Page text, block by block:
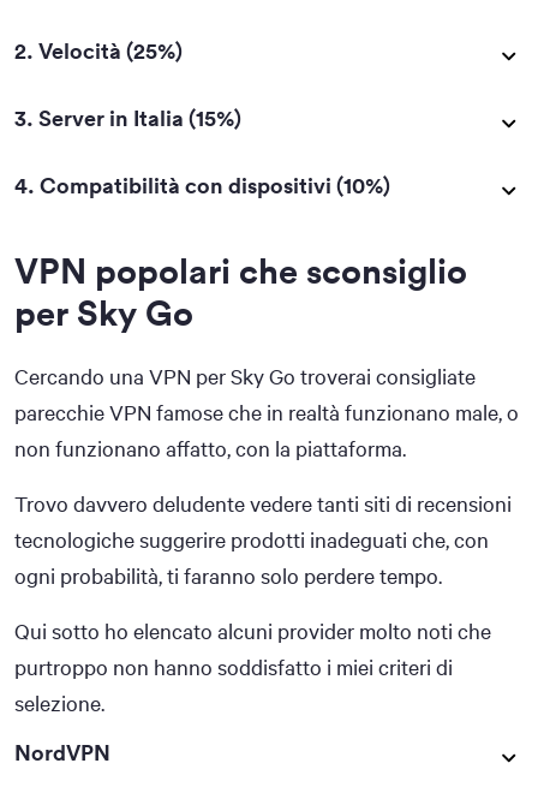
2. Velocità (25%)
3. Server in Italia (15%)
4. Compatibilità con dispositivi (10%)
VPN popolari che sconsiglio
per Sky Go
Cercando una VPN per Sky Go troverai consigliate
parecchie VPN famose che in realtà funzionano male, o
non funzionano affatto, con la piattaforma.
Trovo davvero deludente vedere tanti siti di recensioni
tecnologiche suggerire prodotti inadeguati che, con
ogni probabilità, ti faranno solo perdere tempo.
Qui sotto ho elencato alcuni provider molto noti che
purtroppo non hanno soddisfatto i miei criteri di
selezione.
NordVPN